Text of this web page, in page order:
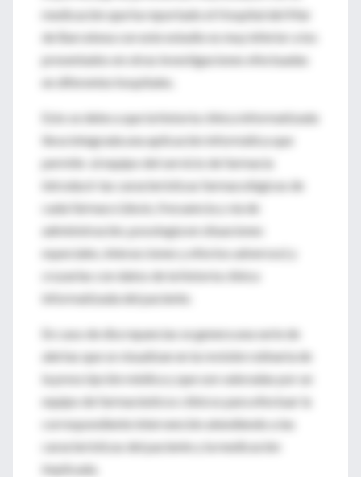
medicación que ha reportado el Hospital del Mar
de Barcelona con este estudio es muy inferior a los
presentados en otras investigaciones efectuadas
en diferentes hospitales.
Esto se debe a que la historia clínica informatizada
lleva integrada una aplicación informática que
permite al equipo del servicio de farmacia
introducir las características farmacológicas de
cada fármaco (dosis, frecuencia y vía de
administración, posología en situaciones
especiales, interacciones y efectos adversos) y
cruzarlas con datos de la historia clínica
informatizada del paciente.
En caso de discrepancias se genera una serie de
alertas que se visualizan en la revisión rutinaria de
la prescripción médica y que son valoradas por un
equipo de farmacéuticos clínicos para efectuar la
correspondiente intervención atendiendo a las
características del paciente y la medicación
implicada.